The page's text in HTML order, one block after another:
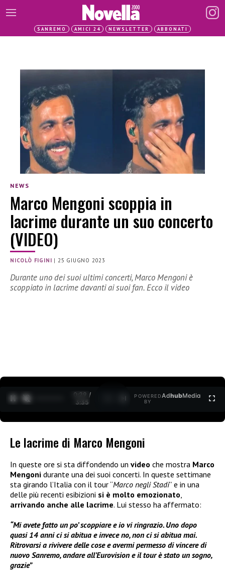
SANREMO AMICI 24 NEWSLETTER ABBONATI
NEWS
Marco Mengoni scoppia in
lacrime durante un suo concerto
(VIDEO)
NICOLÒ FIGINI | 25 GIUGNO 2023
Durante uno dei suoi ultimi concerti, Marco Mengoni è
scoppiato in lacrime davanti ai suoi fan. Ecco il video
0:30 /
3:35
POWERED
BY
AdhubMedia
Le lacrime di Marco Mengoni
In queste ore si sta diffondendo un video che mostra Marco
Mengoni durante una dei suoi concerti. In queste settimane
sta girando l’Italia con il tour “Marco negli Stadi” e in una
delle più recenti esibizioni si è molto emozionato,
arrivando anche alle lacrime. Lui stesso ha affermato:
“Mi avete fatto un po’ scoppiare e io vi ringrazio. Uno dopo
quasi 14 anni ci si abitua e invece no, non ci si abitua mai.
Ritrovarsi a rivivere delle cose e avermi permesso di vincere di
nuovo Sanremo, andare all’Eurovision e il tour è stato un sogno,
grazie”